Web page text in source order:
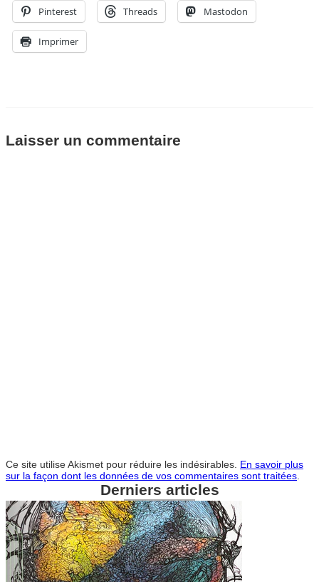
Pinterest Threads Mastodon
Imprimer
Laisser un commentaire
Ce site utilise Akismet pour réduire les indésirables. En savoir plus
sur la façon dont les données de vos commentaires sont traitées
Derniers articles